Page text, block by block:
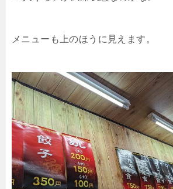
メニューも上のほうに見えます。